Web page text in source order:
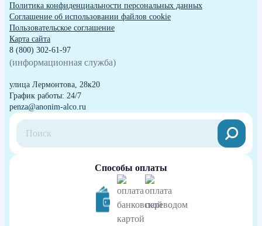
Политика конфиденциальности персональных данных
Cоглашение об использовании файлов cookie
Пользовательское соглашение
Карта сайта
8 (800) 302-61-97
(информационная служба)
улица Лермонтова, 28к20
График работы: 24/7
penza@anonim-alco.ru
Способы оплаты